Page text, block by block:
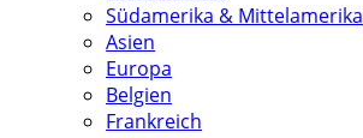
Südamerika & Mittelamerika
Asien
Europa
Belgien
Frankreich